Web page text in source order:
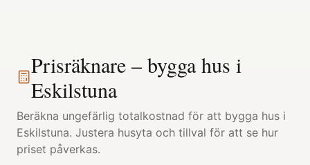
Prisräknare – bygga hus i
Eskilstuna
Beräkna ungefärlig totalkostnad för att bygga hus i
Eskilstuna. Justera husyta och tillval för att se hur
priset påverkas.